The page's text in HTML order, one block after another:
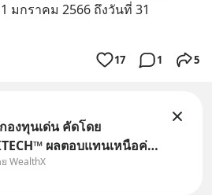
มกราคม 2566 ถึงวันที่ 31
17 1 5
องทุนเด่น คัดโดย
ผลตอบแทนเหนือค่า
ลุ่ม ถ้าอยากค้นหากองทุนที่
WealthX